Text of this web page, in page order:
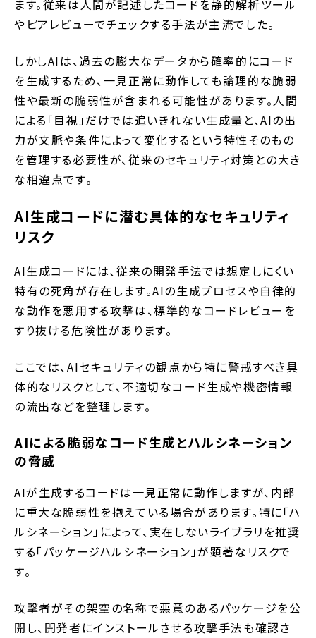
ます。従来は人間が記述したコードを静的解析ツール
やピアレビューでチェックする手法が主流でした。
しかしAIは、過去の膨大なデータから確率的にコード
を生成するため、一見正常に動作しても論理的な脆弱
性や最新の脆弱性が含まれる可能性があります。人間
による「目視」だけでは追いきれない生成量と、AIの出
力が文脈や条件によって変化するという特性そのもの
を管理する必要性が、従来のセキュリティ対策との大き
な相違点です。
AI生成コードに潜む具体的なセキュリティ
リスク
AI生成コードには、従来の開発手法では想定しにくい
特有の死角が存在します。AIの生成プロセスや自律的
な動作を悪用する攻撃は、標準的なコードレビューを
すり抜ける危険性があります。
ここでは、AIセキュリティの観点から特に警戒すべき具
体的なリスクとして、不適切なコード生成や機密情報
の流出などを整理します。
AIによる脆弱なコード生成とハルシネーション
の脅威
AIが生成するコードは一見正常に動作しますが、内部
に重大な脆弱性を抱えている場合があります。特に「ハ
ルシネーション」によって、実在しないライブラリを推奨
する「パッケージハルシネーション」が顕著なリスクで
す。
攻撃者がその架空の名称で悪意のあるパッケージを公
開し、開発者にインストールさせる攻撃手法も確認さ